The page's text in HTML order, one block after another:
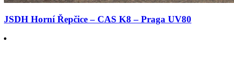
JSDH Horní Řepčice – CAS K8 – Praga UV80